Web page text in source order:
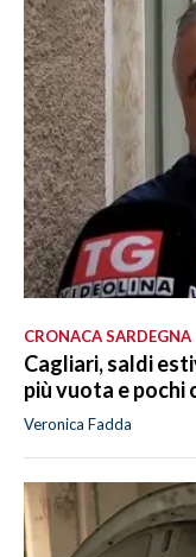
CRONACA SARDEGNA
Cagliari, saldi
più vuota e pochi
Veronica Fadda